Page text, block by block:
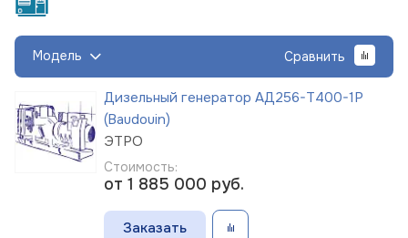
Модель Сравнить
Дизельный генератор АД256-Т400-1Р
(Baudouin)
ЭТРО
Стоимость:
от 1 885 000 руб.
Заказать